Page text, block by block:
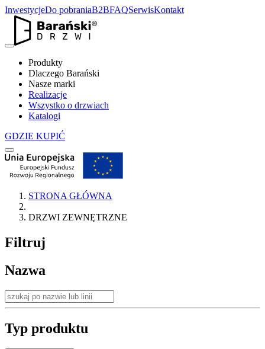
InwestycjeDo pobraniaB2BFAQSerwisKontakt
Produkty
Dlaczego Barański
Nasze marki
Realizacje
Wszystko o drzwiach
Katalogi
GDZIE KUPIĆ
STRONA GŁÓWNA
DRZWI ZEWNĘTRZNE
Filtruj
Nazwa
Typ produktu